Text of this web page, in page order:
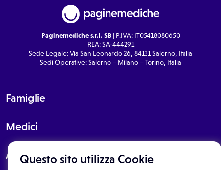
Questo sito utilizza Cookie
Paginemediche s.r.l. SB| P.IVA: IT05418080650
REA: SA-444291
Sede Legale: Via San Leonardo 26, 84131 Salerno, Italia
Sedi Operative: Salerno – Milano – Torino, Italia
Famiglie
Medici
About